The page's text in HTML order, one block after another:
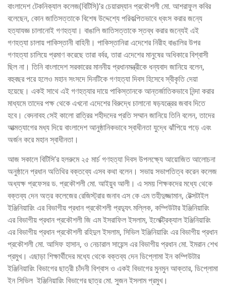
বাংলাদেশ টেকনিক্যাল কলেজ(বিটিসি)‘র চেয়ারম্যান প্রকৌশলী মো. আশরাফুল কবির
বলেছেন, কোন জাতিসত্তাকে বিশেষ উদ্দেশ্যে পরিকল্পিতভাবে ধ্বংস করার জন্যে
হত্যাযজ্ঞ চালানোই গণহত্যা। বাঙালি জাতিসত্তাকে স্তব্ধ করার জন্যেই এই
গণহত্যা চালায় পাকিস্তানী বাহিনী। পাকিস্তানিরা এদেশের নিরীহ বাঙালির উপর
গণহত্যা চালিয়ে প্রমাণ করেছে তারা বর্বর, তারা এদেশের মানুষের অধিকারে বিশ্বাসী
ছিল না। তিনি বাংলাদেশ সরকারের মাননীয় প্রধানমন্ত্রীকে ধন্যবাদ জানিয়ে বলেন,
বহুবছর পরে হলেও মহান সংসদে দিনটিকে গণহত্যা দিবস হিসেবে স্বীকৃতি দেয়া
হয়েছে। একই সাথে এই গণহত্যার দায়ে পাকিস্তানকে আন্তর্জাতিকভাবে নিন্দা করার
মাধ্যমে তাদের পক্ষ থেকে এখনো এদেশের বিরুদ্ধে চালানো ষড়যন্ত্রের জবাব দিতে
হবে। বেদনাবহ সেই কালো রাত্রির শহীদদের প্রতি সম্মান জানিয়ে তিনি বলেন, তাদের
আত্মত্যাগের মধ্য দিয়ে বাংলাদেশ আনুষ্ঠানিকভাবে স্বাধীনতা যুদ্ধে ঝাঁপিয়ে পড়ে এবং
অর্জন করে মহান স্বাধীনতা।
আজ সকালে বিটিসি‘র হলরুমে ২৫ মার্চ গণহত্যা দিবস উপলক্ষ্যে আয়োজিত আলোচনা
অনুষ্ঠানে প্রধান অতিথির বক্তব্যে এসব কথা বলেন। সভায় সভাপতিত্ব করেন কলেজ
অধ্যক্ষ প্রফেসর ড. প্রকৌশলী মো. আইয়ুব আলী। এ সময় শিক্ষকদের মধ্যে থেকে
বক্তব্য দেন অত্র কলেজের রেজিস্ট্রার জনাব এস কে এম তহীদুজ্জামান, টেক্সটাইল
ইঞ্জিনিয়ারিং এর বিভাগীয় প্রধান প্রকৌশলী প্রদ্যুৎ মল্লিক, কম্পিউটার ইঞ্জিনিয়ারিং
এর বিভাগীয় প্রধান প্রকৌশলী জি এম ইসরাফিল ইসলাম, ইলেক্ট্রিক্যাল ইঞ্জিনিয়ারিং
এর বিভাগীয় প্রধান প্রকৌশলী রহিদুল ইসলাম, সিভিল ইঞ্জিনিয়ারিং এর বিভাগীয় প্রধান
প্রকৌশলী মো. আসিফ হাসান, ও নেচারাল সায়েন্স এর বিভাগীয় প্রধান মো. ইমরান শেখ
প্রমুখ। এছাড়া শিক্ষার্থীদের মধ্যে থেকে বক্তব্য দেন ডিপ্লোমা ইন কম্পিউটার
ইঞ্জিনিয়ারিং বিভাগের ছাত্রী চাঁদনী বিশ্বাস ও একই বিভাগের মুনমুন আক্তার, ডিপ্লোমা
ইন সিভিল ইঞ্জিনিয়ারিং বিভাগের ছাত্র মো. সুজন ইসলাম প্রমুখ।